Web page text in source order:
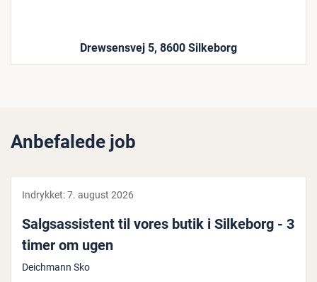
Drewsensvej 5, 8600 Silkeborg
Anbefalede job
Indrykket:7. august 2026
Salgs­as­si­stent til vores butik i Silkeborg - 3
timer om ugen
Deichmann Sko